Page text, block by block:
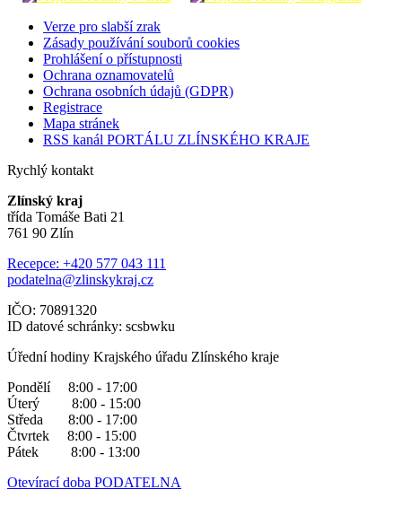
Verze pro slabší zrak
Zásady používání souborů cookies
Prohlášení o přístupnosti
Ochrana oznamovatelů
Ochrana osobních údajů (GDPR)
Registrace
Mapa stránek
RSS kanál PORTÁLU ZLÍNSKÉHO KRAJE
Rychlý kontakt
Zlínský kraj
třída Tomáše Bati 21
761 90 Zlín
Recepce: +420 577 043 111
podatelna@zlinskykraj.cz
IČO: 70891320
ID datové schránky: scsbwku
Úřední hodiny Krajského úřadu Zlínského kraje
Pondělí 8:00 - 17:00
Úterý 8:00 - 15:00
Středa 8:00 - 17:00
Čtvrtek 8:00 - 15:00
Pátek 8:00 - 13:00
Otevírací doba PODATELNA